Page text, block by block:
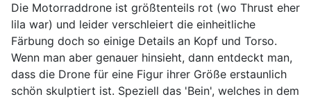
Die Motorraddrone ist größtenteils rot (wo Thrust eher
lila war) und leider verschleiert die einheitliche
Färbung doch so einige Details an Kopf und Torso.
Wenn man aber genauer hinsieht, dann entdeckt man,
dass die Drone für eine Figur ihrer Größe erstaunlich
schön skulptiert ist. Speziell das 'Bein', welches in dem